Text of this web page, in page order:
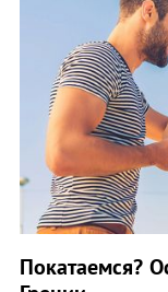
Покатаемся?